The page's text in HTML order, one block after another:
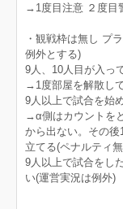
→1度目注意 ２度目
・観戦枠は無し プ
例外とする)
9人、10人目が入っ
→1度部屋を解散し
9人以上で試合を始
→α側はカウントを
から出ない。その
立てる(ペナルティ
9人以上で試合をし
い(運営実況は例外)